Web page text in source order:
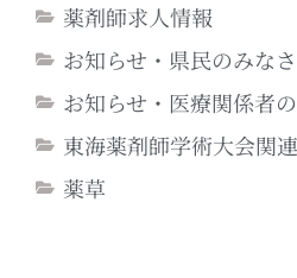
薬剤師求人情報
お知らせ・県民のみな
お知らせ・医療関係者
東海薬剤師学術大会関連
薬草